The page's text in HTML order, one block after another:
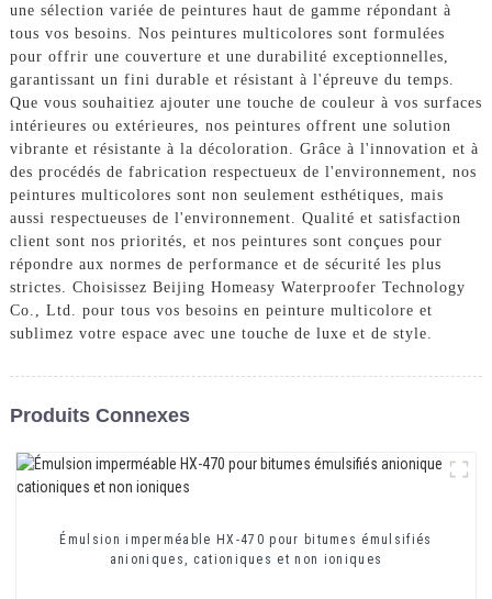
une sélection variée de peintures haut de gamme répondant à
tous vos besoins. Nos peintures multicolores sont formulées
pour offrir une couverture et une durabilité exceptionnelles,
garantissant un fini durable et résistant à l'épreuve du temps.
Que vous souhaitiez ajouter une touche de couleur à vos surfaces
intérieures ou extérieures, nos peintures offrent une solution
vibrante et résistante à la décoloration. Grâce à l'innovation et à
des procédés de fabrication respectueux de l'environnement, nos
peintures multicolores sont non seulement esthétiques, mais
aussi respectueuses de l'environnement. Qualité et satisfaction
client sont nos priorités, et nos peintures sont conçues pour
répondre aux normes de performance et de sécurité les plus
strictes. Choisissez Beijing Homeasy Waterproofer Technology
Co., Ltd. pour tous vos besoins en peinture multicolore et
sublimez votre espace avec une touche de luxe et de style.
Produits Connexes
Émulsion imperméable HX-470 pour bitumes émulsifiés
anioniques, cationiques et non ioniques